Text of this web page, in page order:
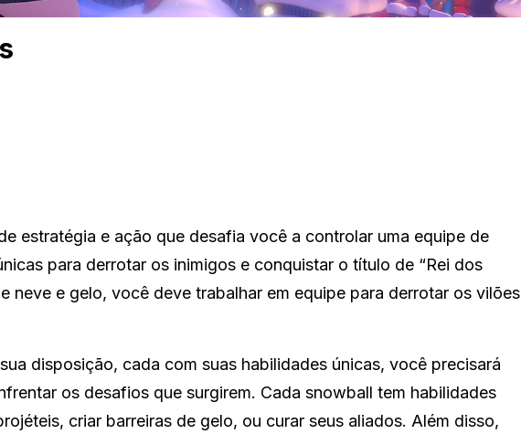
estratégia e ação que desafia você a controlar uma equipe de
para derrotar os inimigos e conquistar o título de “Rei dos
neve e gelo, você deve trabalhar em equipe para derrotar os vilões
disposição, cada com suas habilidades únicas, você precisará
os desafios que surgirem. Cada snowball tem habilidades
criar barreiras de gelo, ou curar seus aliados. Além disso,